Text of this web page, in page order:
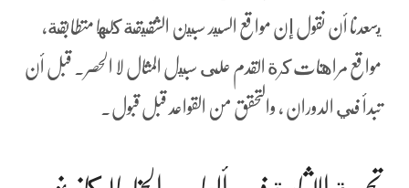
يسعدنا أن نقول إن مواقع السيد سبين الشقيقة كلها متطابقة،
مواقع مراهنات كرة القدم على سبيل المثال لا الحصر. قبل أن
تبدأ في الدوران ، والتحقق من القواعد قبل قبول.